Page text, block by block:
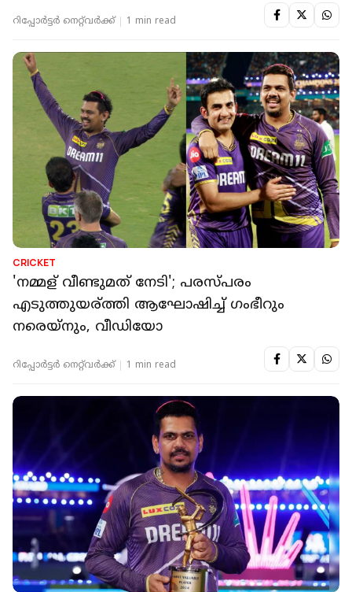
റിപ്പോർട്ടർ നെറ്റ്‌വര്‍ക്ക്‌ 1 min read
CRICKET
'നമ്മള് വീണ്ടുമത് നേടി'; പരസ്പരം
എടുത്തുയര്ത്തി ആഘോഷിച്ച് ഗംഭീറും
നരെയ്നും, വീഡിയോ
റിപ്പോർട്ടർ നെറ്റ്‌വര്‍ക്ക്‌ 1 min read